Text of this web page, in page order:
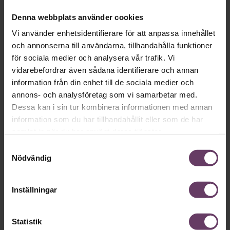
Denna webbplats använder cookies
Vi använder enhetsidentifierare för att anpassa innehållet
och annonserna till användarna, tillhandahålla funktioner
för sociala medier och analysera vår trafik. Vi
vidarebefordrar även sådana identifierare och annan
information från din enhet till de sociala medier och
annons- och analysföretag som vi samarbetar med.
Dessa kan i sin tur kombinera informationen med annan
information som du har tillhandahållit eller som de har
Nödvändig
Inställningar
Statistik
Ledarskapsexperten: ”Förändring hotar
vår existens”
Förändring blir extra smärtsam eftersom den hotar vår
existens. Det menar Ann Lagerström, ledarskapskonsult och
existentiell coach.